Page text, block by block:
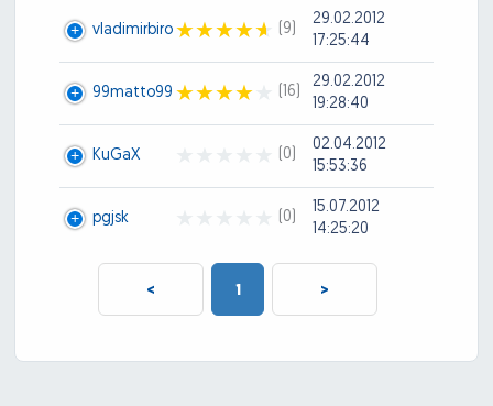
vladimirbiro (9)
29.02.2012
17:25:44
99matto99 (16)
29.02.2012
19:28:40
KuGaX (0)
02.04.2012
15:53:36
pgjsk (0)
15.07.2012
14:25:20
< 1 >